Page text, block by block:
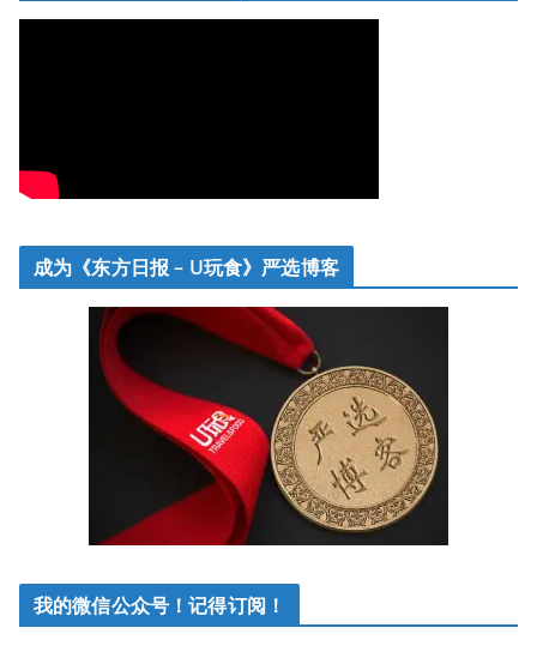
成为《东方日报 – U玩食》严选博客
我的微信公众号！记得订阅！